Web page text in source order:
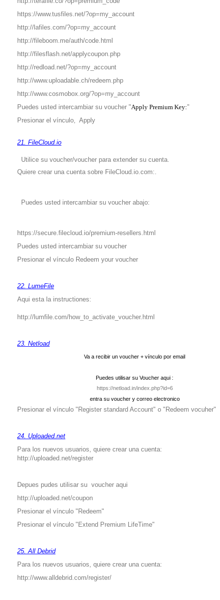
https://www.tusfiles.net/?op=my_account
http://lafiles.com/?op=my_account
http://fileboom.me/auth/code.html
http://filesflash.net/applycoupon.php
http://redload.net/?op=my_account
http://www.uploadable.ch/redeem.php
http://www.cosmobox.org/?op=my_account
Puedes usted intercambiar su voucher "Apply Premium Key:"
Presionar el vínculo, Apply
21. FileCloud.io
Utilice su voucher/voucher para extender su cuenta.
Quiere crear una cuenta sobre FileCloud.io.com:.
Puedes usted intercambiar su voucher abajo:
https://secure.filecloud.io/premium-resellers.html
Puedes usted intercambiar su voucher
Presionar el vínculo Redeem your voucher
22. LumeFile
Aqui esta la instructiones:
http://lumfile.com/how_to_activate_voucher.html
23. Netload
Va a recibir un voucher + vínculo por email
Puedes utilisar su Voucher aqui :
https://netload.in/index.php?id=6
entra su voucher y correo electronico
Presionar el vínculo "Register standard Account" o "Redeem vocuher"
24. Uploaded.net
Para los nuevos usuarios, quiere crear una cuenta:
http://uploaded.net/register
Depues pudes utilisar su voucher aqui
http://uploaded.net/coupon
Presionar el vínculo "Redeem"
Presionar el vínculo "Extend Premium LifeTime"
25. All Debrid
Para los nuevos usuarios, quiere crear una cuenta:
http://www.alldebrid.com/register/